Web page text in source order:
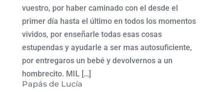
vuestro, por haber caminado con el desde el
primer día hasta el último en todos los momentos
vividos, por enseñarle todas esas cosas
estupendas y ayudarle a ser mas autosuficiente,
por entregaros un bebé y devolvernos a un
hombrecito. MIL […]
Papás de Lucía